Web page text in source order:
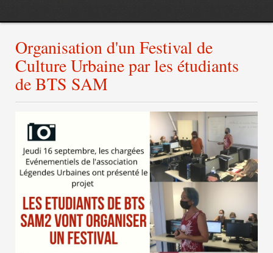
Organisation d'un Festival de
Culture Urbaine par les étudiants
de BTS SAM